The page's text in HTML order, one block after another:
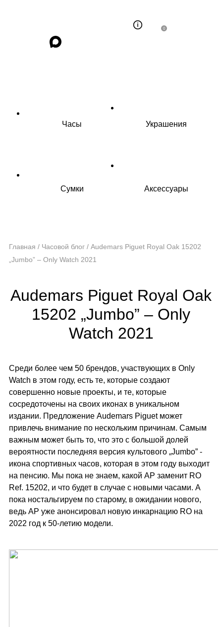
0
Часы Украшения
Сумки Аксессуары
Главная / Часовой блог / Audemars Piguet Royal Oak 15202
„Jumbo” – Only Watch 2021
Audemars Piguet Royal Oak
15202 „Jumbo” – Only
Watch 2021
Среди более чем 50 брендов, участвующих в Only
Watch в этом году, есть те, которые создают
совершенно новые проекты, и те, которые
сосредоточены на своих иконах в уникальном
издании. Предложение Audemars Piguet может
привлечь внимание по нескольким причинам. Самым
важным может быть то, что это с большой долей
вероятности последняя версия культового „Jumbo” -
икона спортивных часов, которая в этом году выходит
на пенсию. Мы пока не знаем, какой AP заменит RO
Ref. 15202, и что будет в случае с новыми часами. А
пока ностальгируем по старому, в ожидании нового,
ведь AP уже анонсировал новую инкарнацию RO на
2022 год к 50-летию модели.